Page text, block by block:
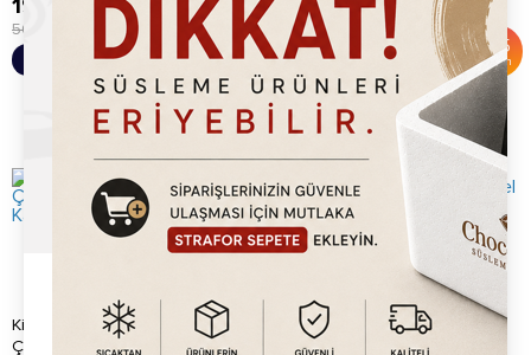
%65
İndirim
19,820.00TL
56,760.00
Sepete Ekle
%55
İndirim
15,920.00 TL
35,000.00
Sepete Ekle
Kitchbox Ticari Endüstriyel
Çiçek Waffle Makinesi (Kare
Kitchbox Ticari Endüstriyel